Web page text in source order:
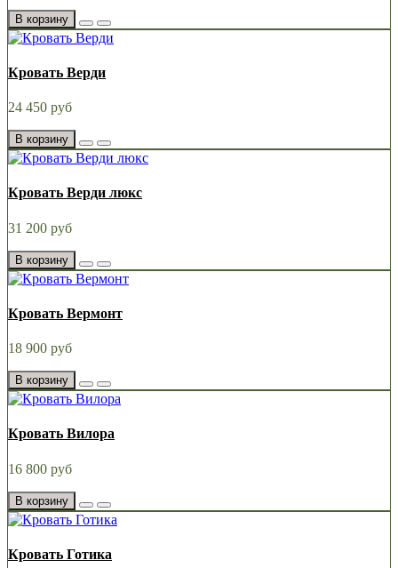
В корзину
Кровать Верди
24 450 руб
В корзину
Кровать Верди люкс
31 200 руб
В корзину
Кровать Вермонт
18 900 руб
В корзину
Кровать Вилора
16 800 руб
В корзину
Кровать Готика